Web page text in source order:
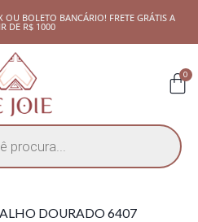
BOLETO BANCÁRIO! FRETE GRÁTIS A
DE R$ 1000
0
DOURADO 6407